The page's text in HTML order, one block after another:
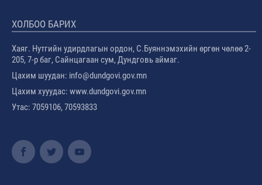
ХОЛБОО БАРИХ
Хаяг. Нутгийн удирдлагын ордон, С.Буяннэмэхийн өргөн чөлөө 2-
205, 7-р баг, Сайнцагаан сум, Дундговь аймаг.
Цахим шуудан: info@dundgovi.gov.mn
Цахим хууудас: www.dundgovi.gov.mn
Утас: 7059106, 70593833